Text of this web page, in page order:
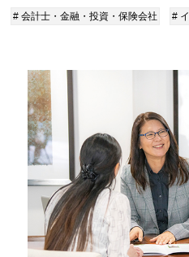
# 会計士・金融・投資・保険会社 #